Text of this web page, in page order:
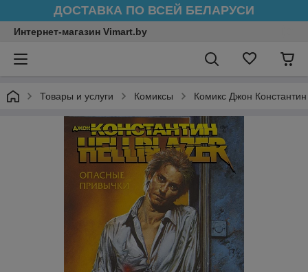
ДОСТАВКА ПО ВСЕЙ БЕЛАРУСИ
Интернет-магазин Vimart.by
Товары и услуги Комиксы Комикс Джон